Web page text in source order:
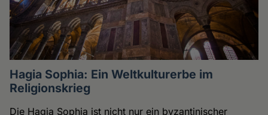
Hagia Sophia: Ein Weltkulturerbe im
Religionskrieg
Die Hagia Sophia ist nicht nur ein byzantinischer